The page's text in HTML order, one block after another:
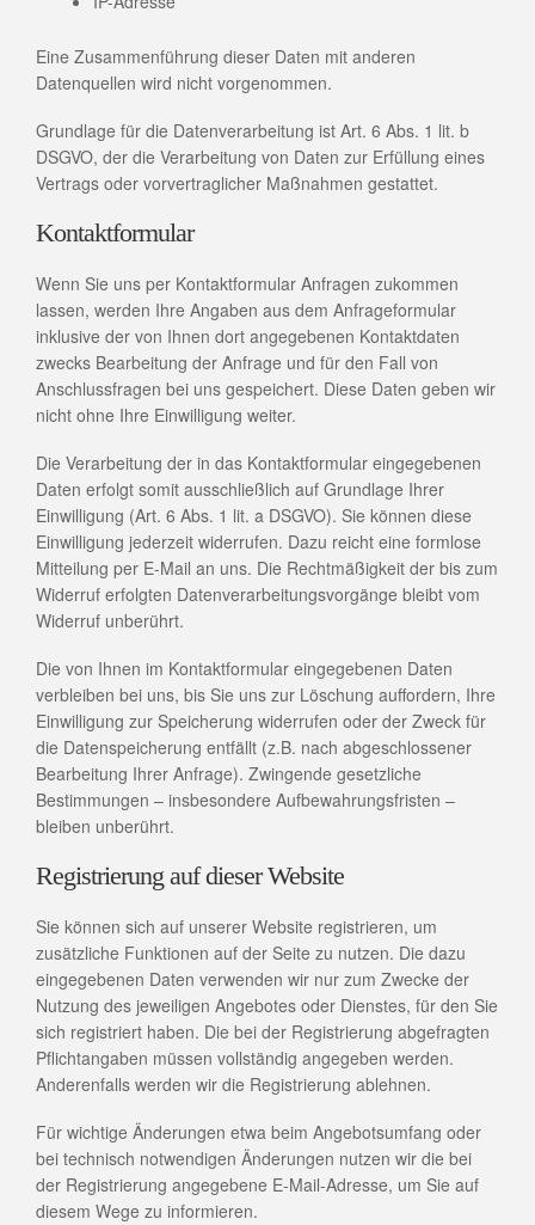
Eine Zusammenführung dieser Daten mit anderen
Datenquellen wird nicht vorgenommen.
Grundlage für die Datenverarbeitung ist Art. 6 Abs. 1 lit. b
DSGVO, der die Verarbeitung von Daten zur Erfüllung eines
Vertrags oder vorvertraglicher Maßnahmen gestattet.
Kontaktformular
Wenn Sie uns per Kontaktformular Anfragen zukommen
lassen, werden Ihre Angaben aus dem Anfrageformular
inklusive der von Ihnen dort angegebenen Kontaktdaten
zwecks Bearbeitung der Anfrage und für den Fall von
Anschlussfragen bei uns gespeichert. Diese Daten geben wir
nicht ohne Ihre Einwilligung weiter.
Die Verarbeitung der in das Kontaktformular eingegebenen
Daten erfolgt somit ausschließlich auf Grundlage Ihrer
Einwilligung (Art. 6 Abs. 1 lit. a DSGVO). Sie können diese
Einwilligung jederzeit widerrufen. Dazu reicht eine formlose
Mitteilung per E-Mail an uns. Die Rechtmäßigkeit der bis zum
Widerruf erfolgten Datenverarbeitungsvorgänge bleibt vom
Widerruf unberührt.
Die von Ihnen im Kontaktformular eingegebenen Daten
verbleiben bei uns, bis Sie uns zur Löschung auffordern, Ihre
Einwilligung zur Speicherung widerrufen oder der Zweck für
die Datenspeicherung entfällt (z.B. nach abgeschlossener
Bearbeitung Ihrer Anfrage). Zwingende gesetzliche
Bestimmungen – insbesondere Aufbewahrungsfristen –
bleiben unberührt.
Registrierung auf dieser Website
Sie können sich auf unserer Website registrieren, um
zusätzliche Funktionen auf der Seite zu nutzen. Die dazu
eingegebenen Daten verwenden wir nur zum Zwecke der
Nutzung des jeweiligen Angebotes oder Dienstes, für den Sie
sich registriert haben. Die bei der Registrierung abgefragten
Pflichtangaben müssen vollständig angegeben werden.
Anderenfalls werden wir die Registrierung ablehnen.
Für wichtige Änderungen etwa beim Angebotsumfang oder
bei technisch notwendigen Änderungen nutzen wir die bei
der Registrierung angegebene E-Mail-Adresse, um Sie auf
diesem Wege zu informieren.